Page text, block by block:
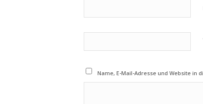
Name, E-Mail-Adresse und Website in